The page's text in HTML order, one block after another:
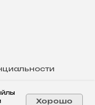
Хорошо